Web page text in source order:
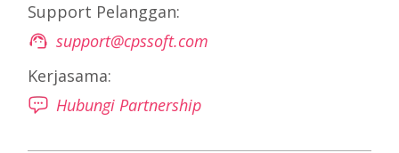
Support Pelanggan:
support@cpssoft.com
Kerjasama:
Hubungi Partnership